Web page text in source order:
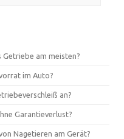
am meisten?
im Auto?
an?
Garantieverlust?
Nagetieren am Gerät?